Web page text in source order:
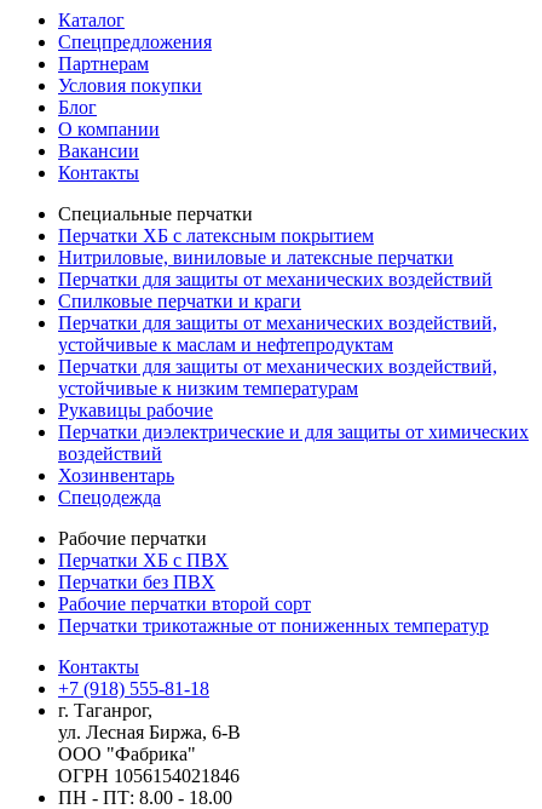
Каталог
Спецпредложения
Партнерам
Условия покупки
Блог
О компании
Вакансии
Контакты
Специальные перчатки
Перчатки ХБ с латексным покрытием
Нитриловые, виниловые и латексные перчатки
Перчатки для защиты от механических воздействий
Cпилковые перчатки и краги
Перчатки для защиты от механических воздействий,
устойчивые к маслам и нефтепродуктам
Перчатки для защиты от механических воздействий,
устойчивые к низким температурам
Рукавицы рабочие
Перчатки диэлектрические и для защиты от химических
воздействий
Хозинвентарь
Спецодежда
Рабочие перчатки
Перчатки ХБ с ПВХ
Перчатки без ПВХ
Рабочие перчатки второй сорт
Перчатки трикотажные от пониженных температур
Контакты
+7 (918) 555-81-18
г. Таганрог,
ул. Лесная Биржа, 6-В
ООО "Фабрика"
ОГРН 1056154021846
ПН - ПТ: 8.00 - 18.00